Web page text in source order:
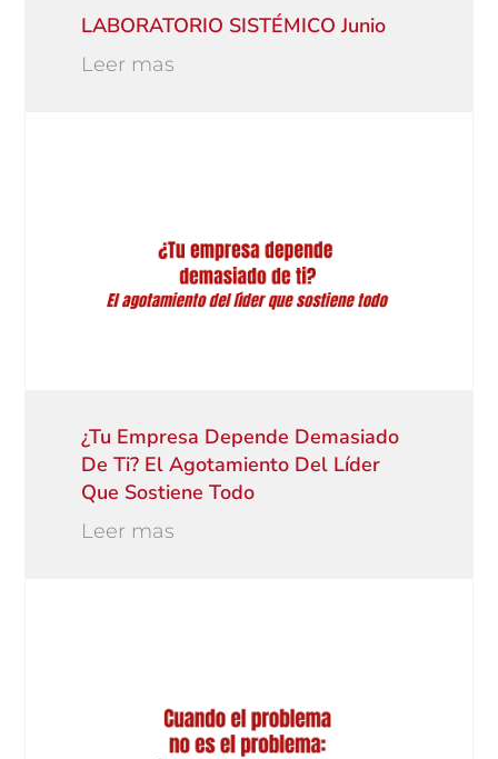
LABORATORIO SISTÉMICO Junio
Leer mas
¿Tu Empresa Depende Demasiado
De Ti? El Agotamiento Del Líder
Que Sostiene Todo
Leer mas